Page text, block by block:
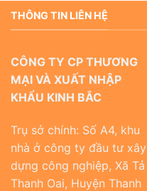
THÔNG TIN LIÊN HỆ
CÔNG TY CP THƯƠNG
MẠI VÀ XUẤT NHẬP
KHẨU KINH BẮC
Trụ sở chính: Số A4, khu
nhà ở công ty đầu tư xây
dựng công nghiệp, Xã Tả
Thanh Oai, Huyện Thanh